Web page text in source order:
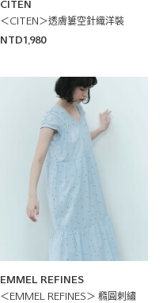
CITEN
＜CITEN＞透膚簍空針織洋裝
NTD1,980
EMMEL REFINES
＜EMMEL REFINES＞ 橢圓刺繡